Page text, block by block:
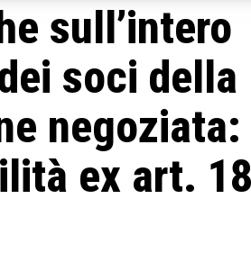
sull’intero
soci della
negoziata:
ex art.